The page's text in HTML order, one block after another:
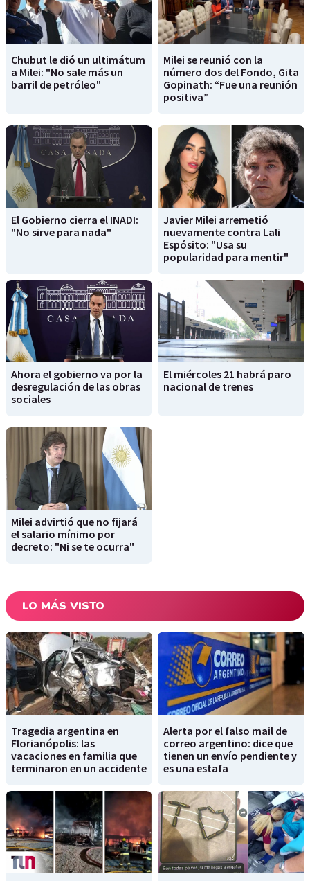
Chubut le dió un ultimátum
a Milei: "No sale más un
barril de petróleo"
Milei se reunió con la
número dos del Fondo, Gita
Gopinath: “Fue una reunión
positiva”
El Gobierno cierra el INADI:
"No sirve para nada"
Javier Milei arremetió
nuevamente contra Lali
Espósito: "Usa su
popularidad para mentir"
Ahora el gobierno va por la
desregulación de las obras
sociales
El miércoles 21 habrá paro
nacional de trenes
Milei advirtió que no fijará
el salario mínimo por
decreto: "Ni se te ocurra"
LO MÁS VISTO
Tragedia argentina en
Florianópolis: las
vacaciones en familia que
terminaron en un accidente
Alerta por el falso mail de
correo argentino: dice que
tienen un envío pendiente y
es una estafa